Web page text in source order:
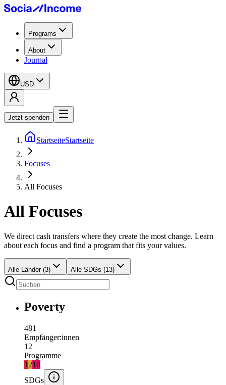
Programs
About
Journal
USD
Jetzt spenden
StartseiteStartseite
Focuses
All Focuses
All Focuses
We direct cash transfers where they create the most change. Learn
about each focus and find a program that fits your values.
Alle Länder (3) Alle SDGs (13)
Poverty
481
Empfänger:innen
12
Programme
1 210
SDGs